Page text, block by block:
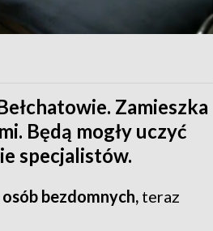
Zamieszka
Będą mogły uczyć
specjalistów.
bezdomnych, teraz